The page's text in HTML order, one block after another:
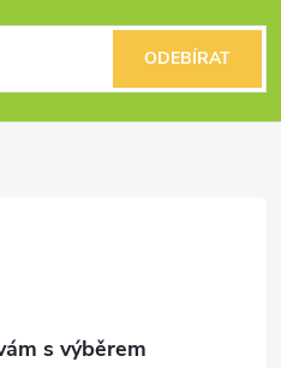
ODEBÍRAT